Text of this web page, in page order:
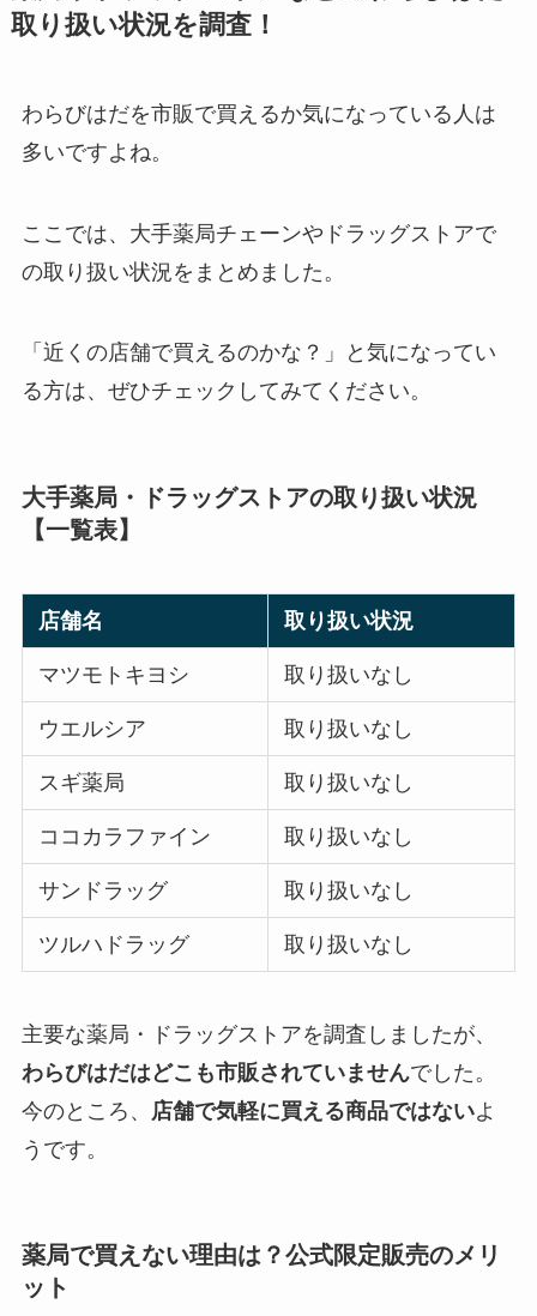
取り扱い状況を調査！
わらびはだを市販で買えるか気になっている人は
多いですよね。
ここでは、大手薬局チェーンやドラッグストアで
の取り扱い状況をまとめました。
「近くの店舗で買えるのかな？」と気になってい
る方は、ぜひチェックしてみてください。
大手薬局・ドラッグストアの取り扱い状況
【一覧表】
店舗名 取り扱い状況
マツモトキヨシ 取り扱いなし
ウエルシア 取り扱いなし
スギ薬局 取り扱いなし
ココカラファイン 取り扱いなし
サンドラッグ 取り扱いなし
ツルハドラッグ 取り扱いなし
主要な薬局・ドラッグストアを調査しましたが、
わらびはだはどこも市販されていませんでした。
今のところ、
店舗で気軽に買える商品ではないよ
うです。
薬局で買えない理由は？公式限定販売のメリ
ット